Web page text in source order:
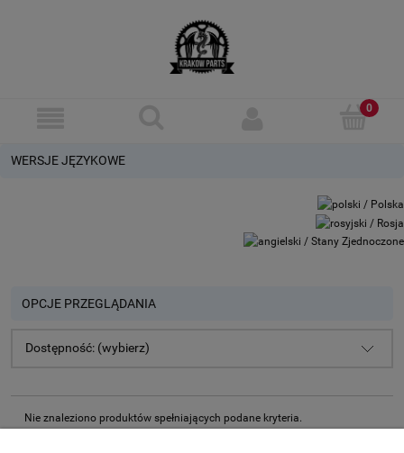
WERSJE JĘZYKOWE
OPCJE PRZEGLĄDANIA
Dostępność: (wybierz)
Nie znaleziono produktów spełniających podane kryteria.